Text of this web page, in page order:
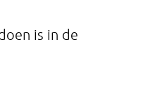
is in de